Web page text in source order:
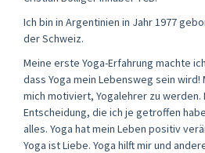
Ich bin in Argentinien in Jahr 1977
der Schweiz.
Meine erste Yoga-Erfahrung machte
dass Yoga mein Lebensweg sein wird!
mich motiviert, Yogalehrer zu werden.
Entscheidung, die ich je getroffen
alles. Yoga hat mein Leben positiv
Yoga ist Liebe. Yoga hilft mir und